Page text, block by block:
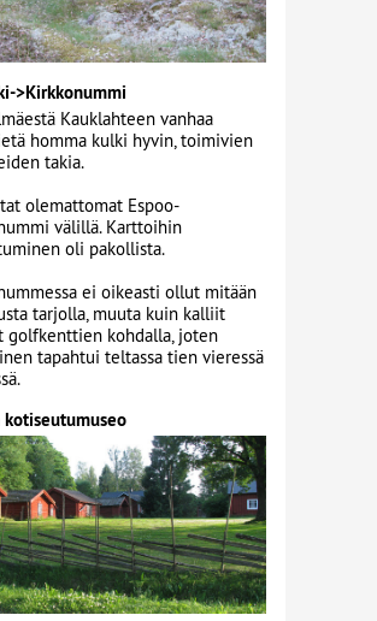
>Kirkkonummi
Kauklahteen vanhaa
homma kulki hyvin, toimivien
takia.
olemattomat Espoo-
välillä. Karttoihin
oli pakollista.
ei oikeasti ollut mitään
tarjolla, muuta kuin kalliit
golfkenttien kohdalla, joten
tapahtui teltassa tien vieressä
kotiseutumuseo